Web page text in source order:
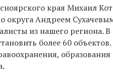
края Михаил
округа Андреем
из нашего региона.
более 60